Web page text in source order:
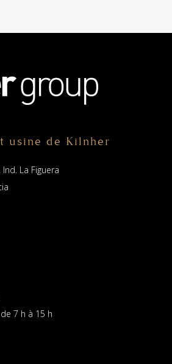
usine de Kilnher
La Figuera
7 h à 15 h